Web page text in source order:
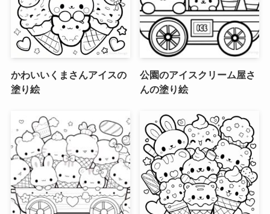
かわいいくまさんアイスの
塗り絵
公園のアイスクリーム屋さ
んの塗り絵